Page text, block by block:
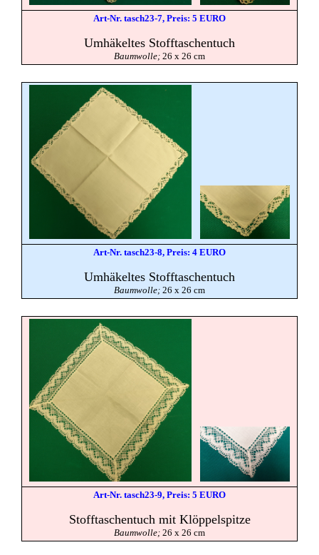
Art-Nr. tasch23-7, Preis: 5 EURO
Umhäkeltes Stofftaschentuch
Baumwolle; 26 x 26 cm
Art-Nr. tasch23-8, Preis: 4 EURO
Umhäkeltes Stofftaschentuch
Baumwolle; 26 x 26 cm
Art-Nr. tasch23-9, Preis: 5 EURO
Stofftaschentuch mit Klöppelspitze
Baumwolle; 26 x 26 cm